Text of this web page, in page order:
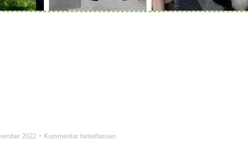
2022 Kommentar hinterlassen